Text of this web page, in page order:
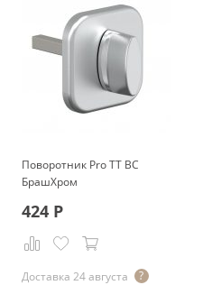
Поворотник Pro TT BС
БрашХром
424Р
Доставка 24 августа